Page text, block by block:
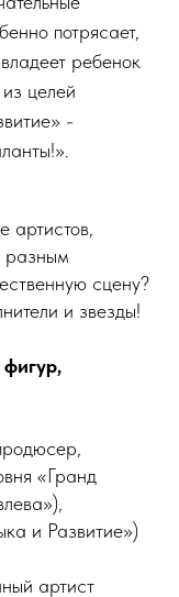
потрясает,
ребенок
целей
-
артистов,
разным
сцену?
и звезды!
«Гранд
и Развитие»)
артист